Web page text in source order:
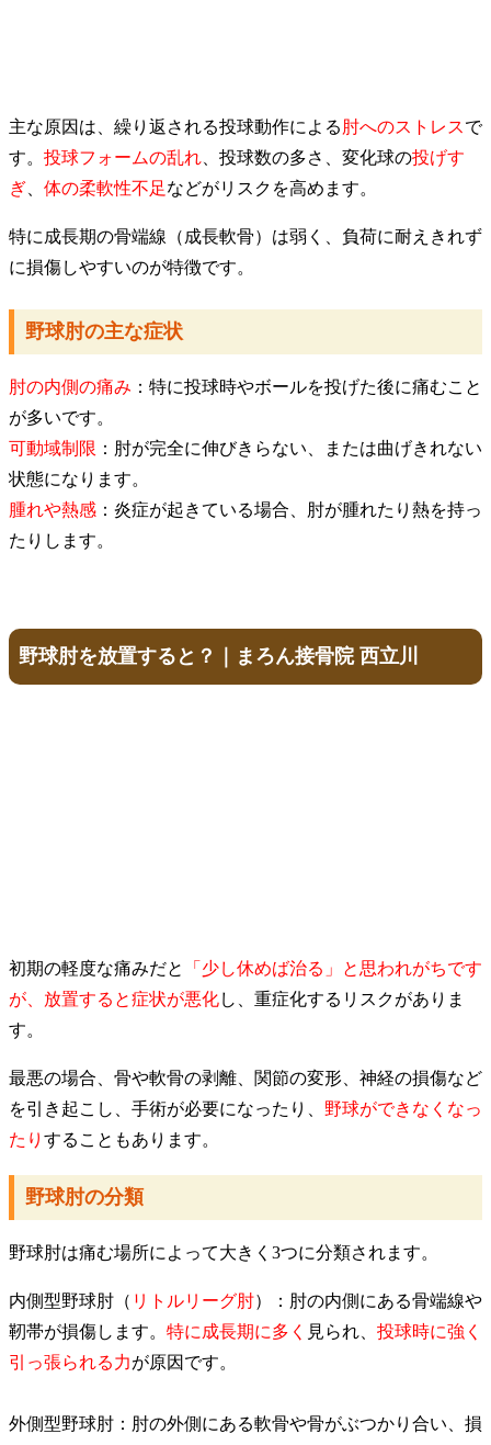
​主な原因は、繰り返される投球動作による 肘へのストレスで
す。 投球フォームの乱れ 、投球数の多さ、変化球の投げす
ぎ
体の柔軟性不足などがリスクを高めます。
特に成長期の骨端線（成長軟骨）は弱く、負荷に耐えきれず
に損傷しやすいのが特徴です。
​野球肘の主な症状
​肘の内側の痛み ：特に投球時やボールを投げた後に痛むこと
が多いです。
​可動域制限 ：肘が完全に伸びきらない、または曲げきれない
状態になります。
​腫れや熱感 ：炎症が起きている場合、肘が腫れたり熱を持っ
たりします。
野球肘を放置すると？｜まろん接骨院 西立川
​初期の軽度な痛みだと
「少し休めば治る」と思われがちです
が、放置すると症状が悪化し、重症化するリスクがありま
す。
最悪の場合、骨や軟骨の剥離、関節の変形、神経の損傷など
を引き起こし、手術が必要になったり、 野球ができなくなっ
たり することもあります。
​野球肘の分類
​野球肘は痛む場所によって大きく3つに分類されます。
内側型野球肘（ リトルリーグ肘）：肘の内側にある骨端線や
靭帯が損傷します。 特に成長期に多く 見られ、 投球時に強く
引っ張られる力が原因です。
外側型野球肘：肘の外側にある軟骨や骨がぶつかり合い、損